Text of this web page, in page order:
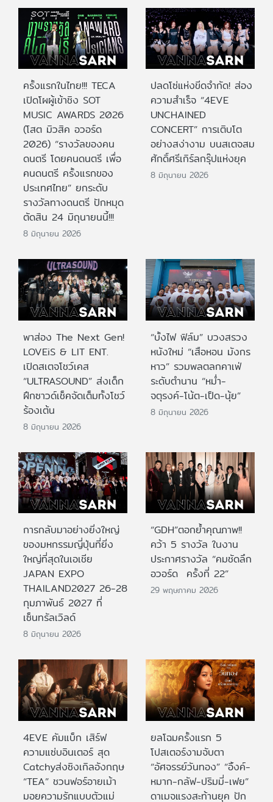
ครั้งแรกในไทย!!! TECA
เปิดโผผู้เข้าชิง SOT
MUSIC AWARDS 2026
(โสต มิวสิค อวอร์ด
2026) “รางวัลของคน
ดนตรี โดยคนดนตรี เพื่อ
คนดนตรี ครั้งแรกของ
ประเทศไทย” ยกระดับ
รางวัลทางดนตรี ปักหมุด
ตัดสิน 24 มิถุนายนนี้!!!
8 มิถุนายน 2026
ปลดโซ่แห่งขีดจำกัด! ส่อง
ความสำเร็จ “4EVE
UNCHAINED
CONCERT” การเติบโต
อย่างสง่างาม บนสเตจสม
ศักดิ์ศรีเกิร์ลกรุ๊ปแห่งยุค
8 มิถุนายน 2026
พาส่อง The Next Gen!
LOVEiS & LIT ENT.
เปิดสเตจโชว์เคส
“ULTRASOUND” ส่งเด็ก
ฝึกซาวด์เช็คจัดเต็มทั้งโชว์
ร้องเต้น
8 มิถุนายน 2026
“บั้งไฟ ฟิล์ม” บวงสรวง
หนังใหม่ “เสือหอน มังกร
หาว” รวมพลตลกคาเฟ่
ระดับตำนาน “หม่ำ-
จตุรงค์-โน้ต-เป็ด-นุ้ย”
8 มิถุนายน 2026
การกลับมาอย่างยิ่งใหญ่
ของมหกรรมญี่ปุ่นที่ยิ่ง
ใหญ่ที่สุดในเอเชีย
JAPAN EXPO
THAILAND2027 26-28
กุมภาพันธ์ 2027 ที่
เซ็นทรัลเวิลด์
8 มิถุนายน 2026
“GDH”ตอกย้ำคุณภาพ!!
คว้า 5 รางวัล ในงาน
ประกาศรางวัล “คมชัดลึก
อวอร์ด ครั้งที่ 22”
29 พฤษภาคม 2026
4EVE คัมแบ็ก เสิร์ฟ
ความแซ่บอินเตอร์ สุด
Catchyส่งซิงเกิลอังกฤษ
“TEA” ชวนฟอร์อายเม้า
มอยความรักแบบตัวแม่
ยลโฉมครั้งแรก 5
โปสเตอร์งามจับตา
“อัศจรรย์วันทอง” “อิ้งค์-
หมาก-กลัฟ-ปริมมี่-เฟย”
ดาเมจแรงสะท้านยุค ปัก